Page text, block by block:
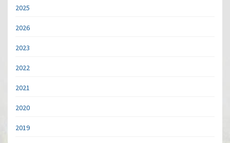
2025
2026
2023
2022
2021
2020
2019